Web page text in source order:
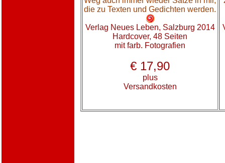
die zu Texten und Gedichten werden.
Verlag Neues Leben, Salzburg 2014
Hardcover, 48 Seiten
mit farb. Fotografien
€ 17,90
plus
Versandkosten